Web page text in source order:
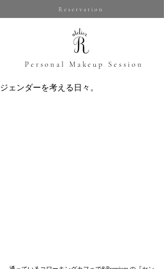
Reservation
​Personal Makeup Session
ジェンダーを考える日々。